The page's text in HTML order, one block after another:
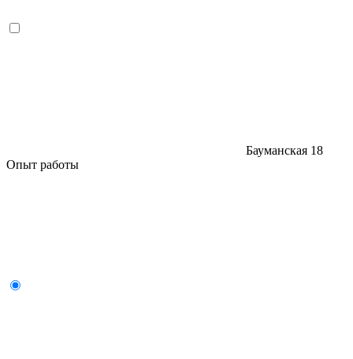
Бауманская 18
Опыт работы